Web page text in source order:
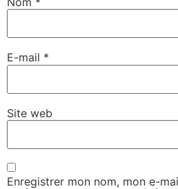
E-mail *
Site web
Enregistrer mon nom, mon e-